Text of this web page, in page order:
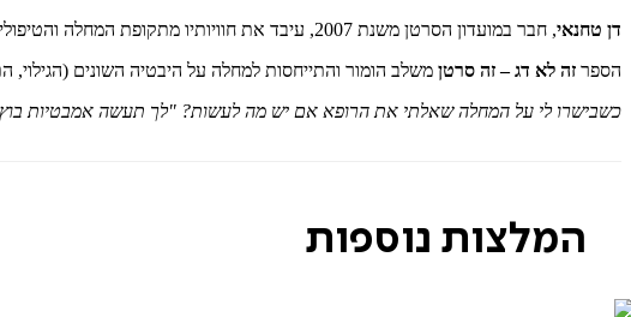
דן טחנאי, חבר במועדון הסרטן משנת 2007, עיבד את חוויותיו מתקופת המחלה והטיפולים בהומור, ברגישות, בחריזה ובקריצה.
הספר זה לא דג – זה סרטן משלב הומור והתייחסות למחלה על היבטיה השונים
כשבישרו לי על המחלה שאלתי את הרופא אם יש מה לעשות? "לך תעשה אמבטיות
המלצות נוספות